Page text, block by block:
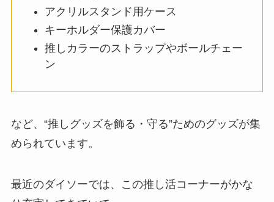
アクリルスタンド用ケース
キーホルダー保護カバー
推しカラーのストラップやボールチェー
ン
など、“推しグッズを飾る・守る”ためのグッズが集
められています。
最近のダイソーでは、この推し活コーナーがかな